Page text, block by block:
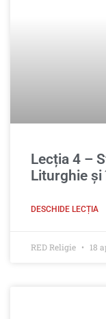
Lecția 4 –
Liturghie
DESCHIDE LECȚIA
RED Religie 18